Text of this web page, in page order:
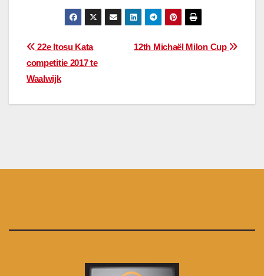
Bericht
navigatie
12th Michaël Milon Cup
22e Itosu Kata
competitie 2017 te
Waalwijk